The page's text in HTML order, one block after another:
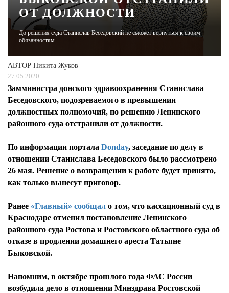
ЖУРНАЛ
ОТ ДОЛЖНОСТИ
До решения суда Станислав Беседовский не сможет вернуться к своим
обязанностям
АВТОР Никита Жуков
27.05.2020
Замминистра донского здравоохранения Станислава
Беседовского, подозреваемого в превышении
должностных полномочий, по решению Ленинского
районного суда отстранили от должности.
По информации портала Donday, заседание по делу в
отношении Станислава Беседовского было рассмотрено
26 мая. Решение о возвращении к работе будет принято,
как только вынесут приговор.
Ранее «Главный» сообщал о том, что кассационный суд в
Краснодаре отменил постановление Ленинского
районного суда Ростова и Ростовского областного суда об
отказе в продлении домашнего ареста Татьяне
Быковской.
Напомним, в октябре прошлого года ФАС России
возбудила дело в отношении Минздрава Ростовской